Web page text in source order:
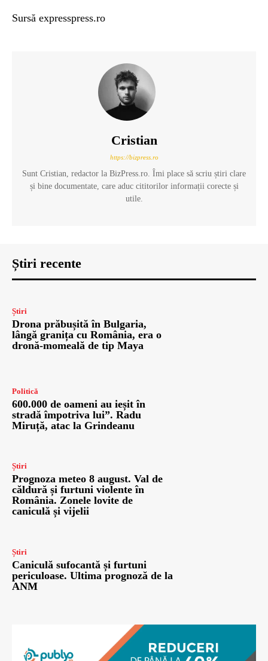
Sursă expresspress.ro
Cristian
https://bizpress.ro
Sunt Cristian, redactor la BizPress.ro. Îmi place să scriu știri clare
și bine documentate, care aduc cititorilor informații corecte și
utile.
Știri recente
Știri
Drona prăbușită în Bulgaria,
lângă granița cu România, era o
dronă-momeală de tip Maya
Politică
600.000 de oameni au ieșit în
stradă împotriva lui”. Radu
Miruță, atac la Grindeanu
Știri
Prognoza meteo 8 august. Val de
căldură și furtuni violente în
România. Zonele lovite de
caniculă și vijelii
Știri
Caniculă sufocantă și furtuni
periculoase. Ultima prognoză de la
ANM